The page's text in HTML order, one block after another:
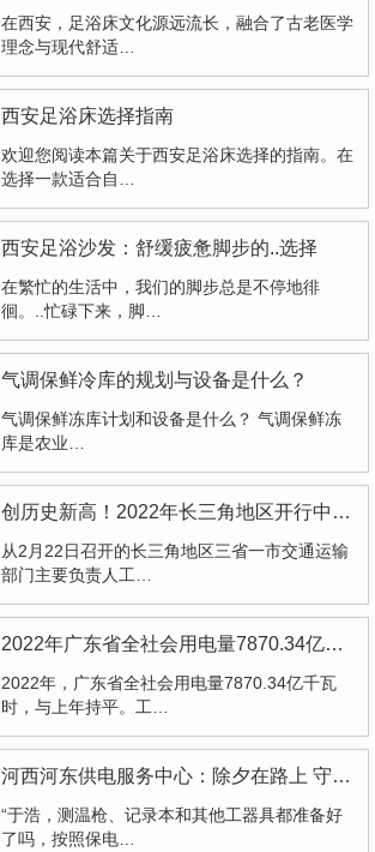
在西安，足浴床文化源远流长，融合了古老医学
理念与现代舒适…
西安足浴床选择指南
欢迎您阅读本篇关于西安足浴床选择的指南。在
选择一款适合自…
西安足浴沙发：舒缓疲惫脚步的..选择
在繁忙的生活中，我们的脚步总是不停地徘
徊。..忙碌下来，脚…
气调保鲜冷库的规划与设备是什么？
气调保鲜冻库计划和设备是什么？ 气调保鲜冻
库是农业…
创历史新高！2022年长三角地区开行中欧（亚）班列5063列
从2月22日召开的长三角地区三省一市交通运输
部门主要负责人工…
2022年广东省全社会用电量7870.34亿千瓦时
2022年，广东省全社会用电量7870.34亿千瓦
时，与上年持平。工…
河西河东供电服务中心：除夕在路上 守护万家灯火
“于浩，测温枪、记录本和其他工器具都准备好
了吗，按照保电…